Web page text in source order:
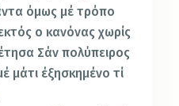
όμως μέ τρόπο
ο κανόνας χωρίς
Σάν πολύπειρος
μά­τι έξησκημένο τί